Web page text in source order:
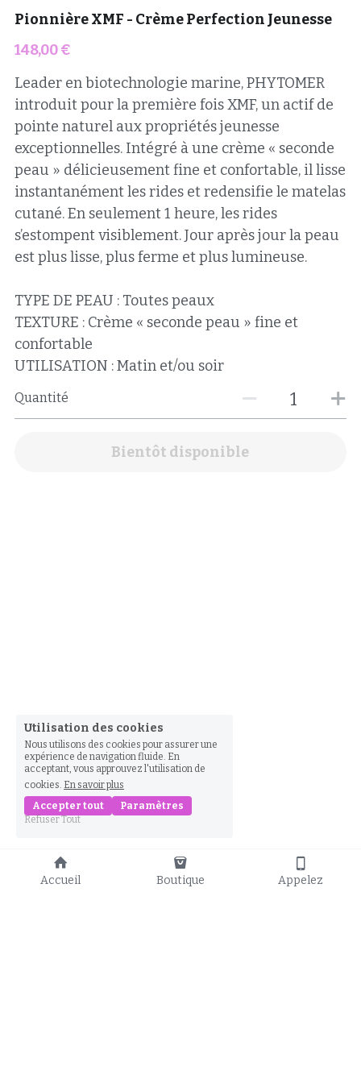
Pionnière XMF - Crème Perfection Jeunesse
148,00 €
Leader en biotechnologie marine, PHYTOMER
introduit pour la première fois XMF, un actif de
pointe naturel aux propriétés jeunesse
exceptionnelles. Intégré à une crème « seconde
peau » délicieusement fine et confortable, il lisse
instantanément les rides et redensifie le matelas
cutané. En seulement 1 heure, les rides
s’estompent visiblement. Jour après jour la peau
est plus lisse, plus ferme et plus lumineuse.
TYPE DE PEAU : Toutes peaux
TEXTURE : Crème « seconde peau » fine et
confortable
UTILISATION : Matin et/ou soir
Quantité
Bientôt disponible
Accueil Boutique Appelez
Utilisation des cookies
Nous utilisons des cookies pour assurer une
expérience de navigation fluide. En
acceptant, vous approuvez l'utilisation de
cookies. En savoir plus
Accepter tout
Paramètres
Refuser Tout